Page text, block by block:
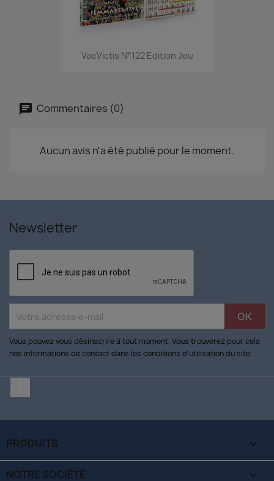
VaeVictis N°122 Edition Jeu
Commentaires (0)
Aucun avis n'a été publié pour le moment.
Newsletter
Vous pouvez vous désinscrire à tout moment. Vous trouverez pour cela
nos informations de contact dans les conditions d'utilisation du site.
PRODUITS 
NOTRE SOCIÉTÉ 